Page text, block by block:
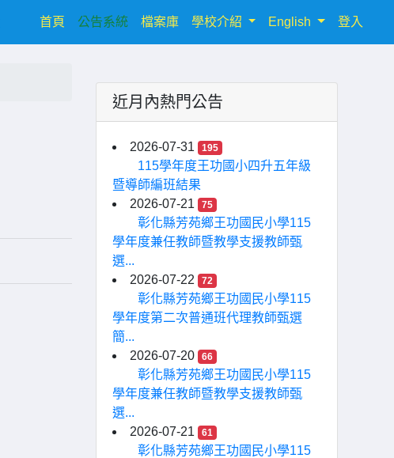
首頁(current)
公告系統 檔案庫 學校介紹 English 登入
近月內熱門公告
2026-07-31 195
115學年度王功國小四升五年級
暨導師編班結果
2026-07-21
75
彰化縣芳苑鄉王功國民小學115
學年度兼任教師暨教學支援教師甄
選...
2026-07-22
72
彰化縣芳苑鄉王功國民小學115
學年度第二次普通班代理教師甄選
簡...
2026-07-20
66
彰化縣芳苑鄉王功國民小學115
學年度兼任教師暨教學支援教師甄
選...
2026-07-21
61
彰化縣芳苑鄉王功國民小學115